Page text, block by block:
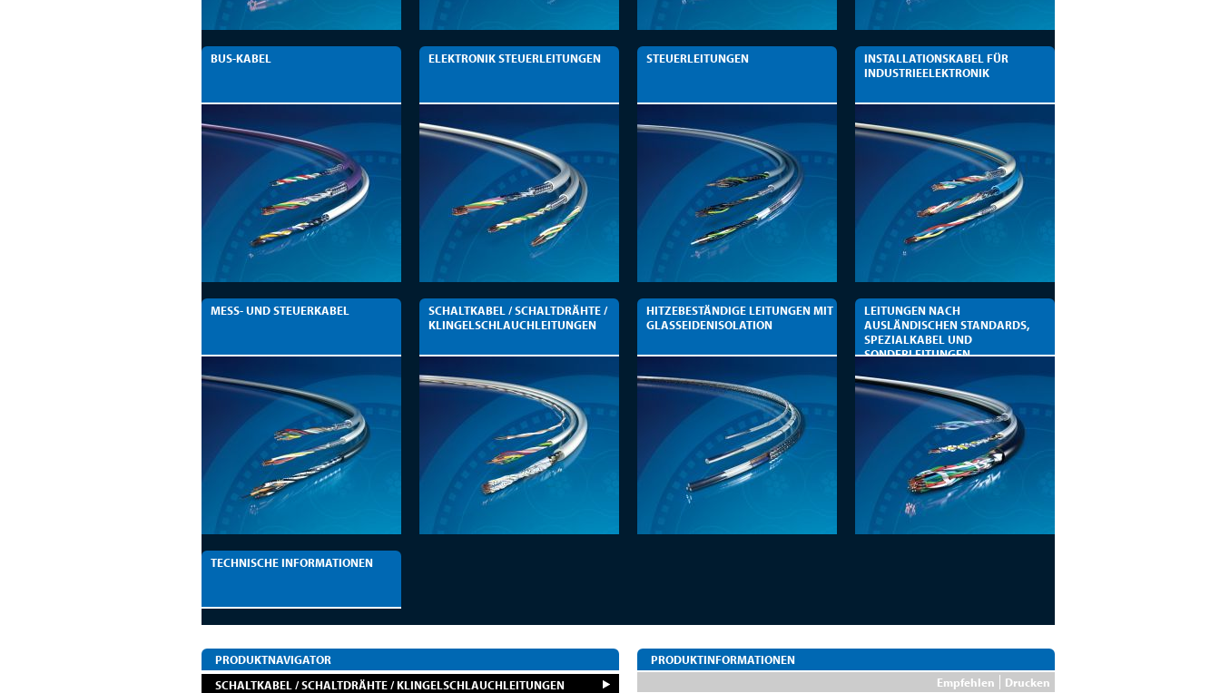
BUS-KABEL ELEKTRONIK STEUERLEITUNGEN STEUERLEITUNGEN
INSTALLATIONSKABEL FÜR
INDUSTRIEELEKTRONIK
MESS- UND STEUERKABEL
SCHALTKABEL / SCHALTDRÄHTE /
KLINGELSCHLAUCHLEITUNGEN
HITZEBESTÄNDIGE LEITUNGEN MIT
GLASSEIDENISOLATION
LEITUNGEN NACH
AUSLÄNDISCHEN STANDARDS,
SPEZIALKABEL UND
SONDERLEITUNGEN
TECHNISCHE INFORMATIONEN
PRODUKTNAVIGATOR
SCHALTKABEL / SCHALTDRÄHTE / KLINGELSCHLAUCHLEITUNGEN
PRODUKTINFORMATIONEN
Empfehlen
Drucken